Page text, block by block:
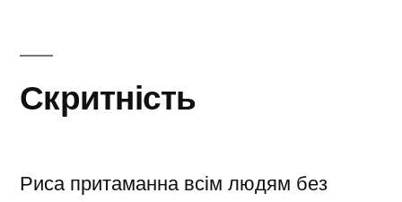
Скритність
Риса притаманна всім людям без